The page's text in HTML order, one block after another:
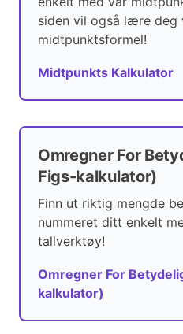
siden vil også lære deg
midtpunktsformel!
Midtpunkts Kalkulator
Omregner For
Figs-kalkulator)
Finn ut riktig mengde
nummeret ditt enkelt
tallverktøy!
Omregner For
kalkulator)